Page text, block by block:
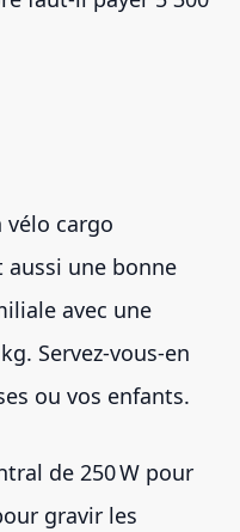
vélo cargo
aussi une bonne
avec une
Servez-vous-en
ou vos enfants.
de 250 W pour
gravir les